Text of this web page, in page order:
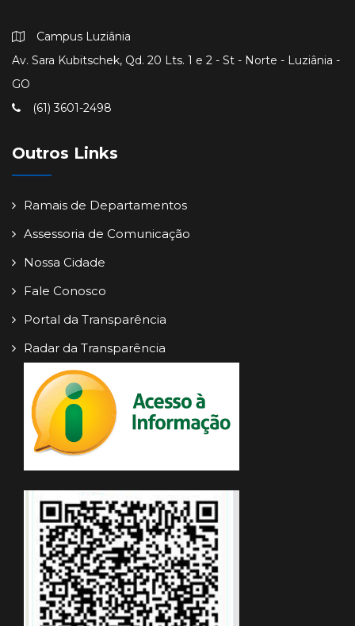
Campus Luziânia
Av. Sara Kubitschek, Qd. 20 Lts. 1 e 2 - St - Norte - Luziânia -
GO
(61) 3601-2498
Outros Links
Ramais de Departamentos
Assessoria de Comunicação
Nossa Cidade
Fale Conosco
Portal da Transparência
Radar da Transparência